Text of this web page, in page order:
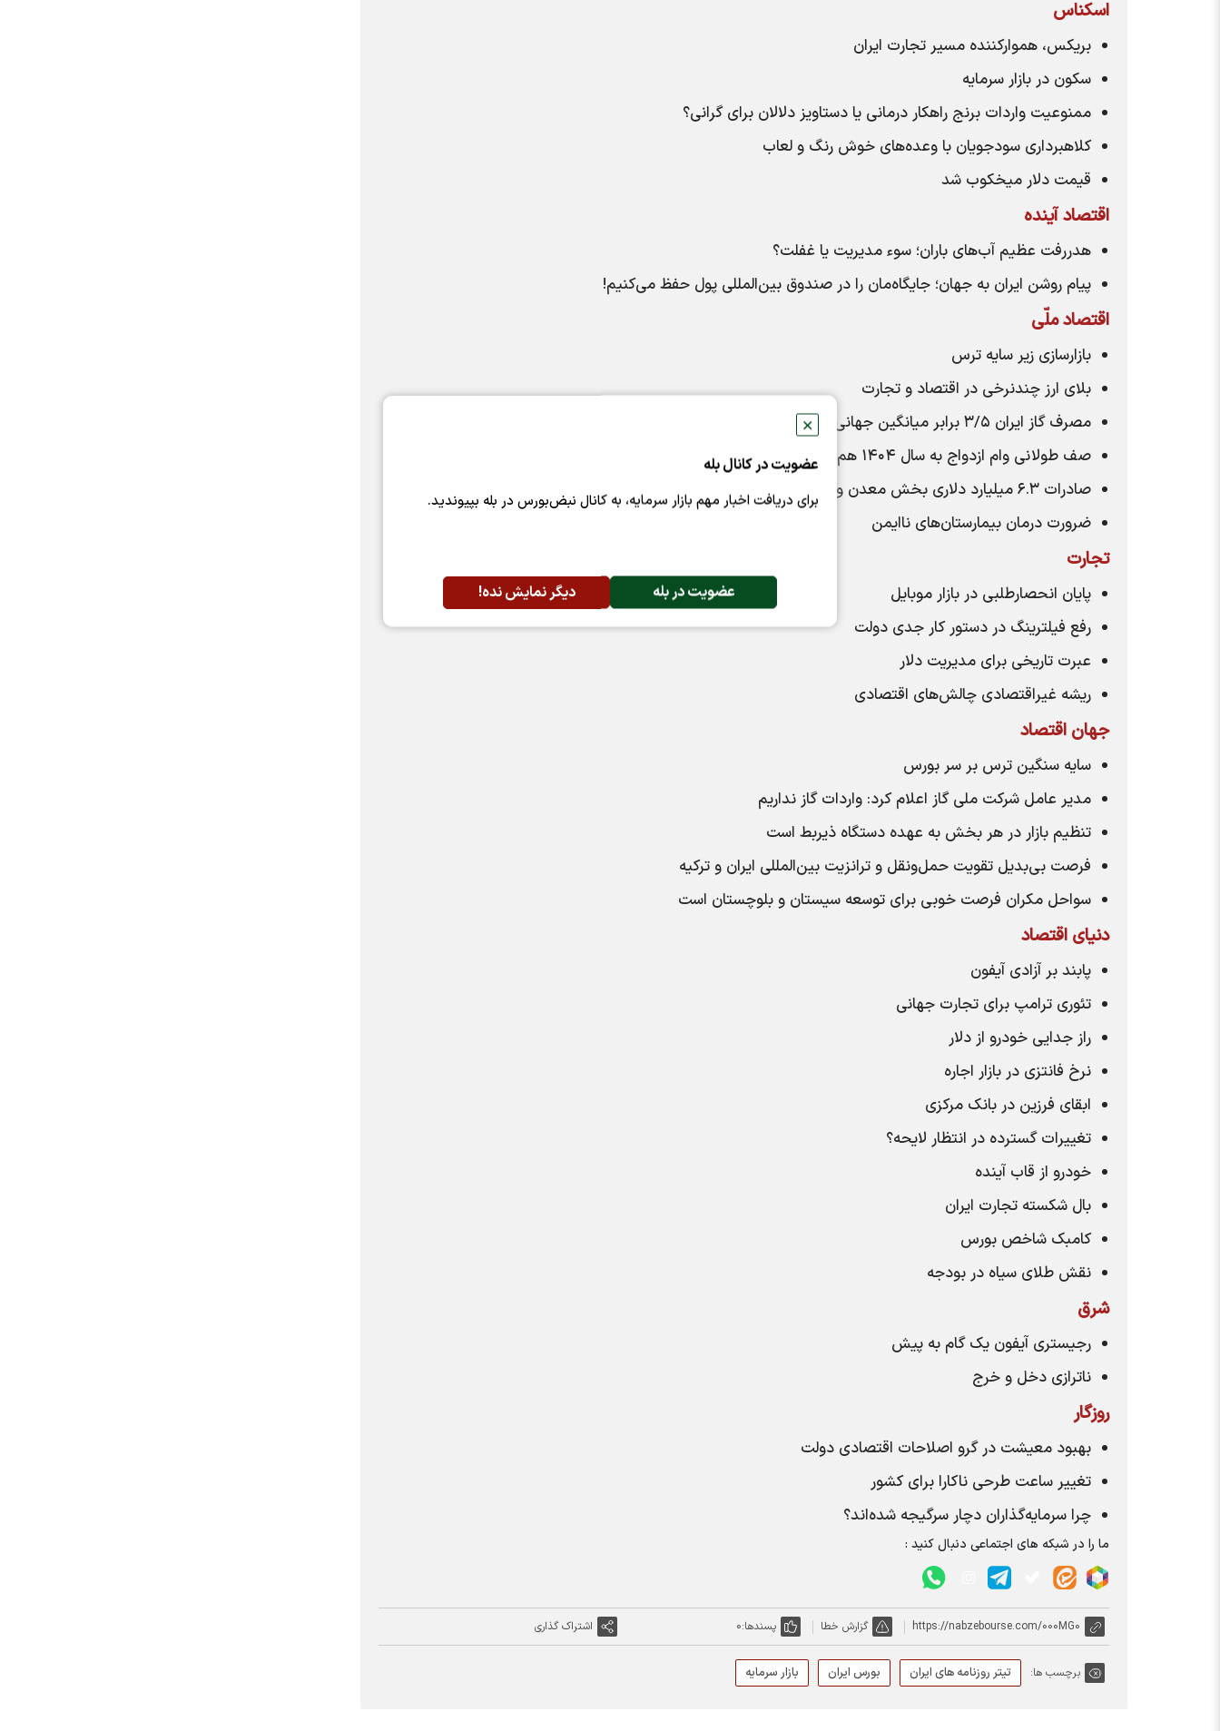
✕
عضویت در کانال بله
برای دریافت اخبار مهم بازار سرمایه، به کانال نبض‌بورس در بله بپیوندید.
عضویت در بله دیگر نمایش نده!
اسکناس
بریکس، هموارکننده مسیر تجارت ایران
سکون در بازار سرمایه
ممنوعیت واردات برنج راهکار درمانی یا دستاویز دلالان برای گرانی؟
کلاهبرداری سودجویان با وعده‌های خوش رنگ و لعاب
قیمت دلار میخکوب شد
اقتصاد آینده
هدررفت عظیم آب‌های باران؛ سوء مدیریت یا غفلت؟
پیام روشن ایران به جهان؛ جایگاه‌مان را در صندوق بین‌المللی پول حفظ می‌کنیم!
اقتصاد ملّی
بازارسازی زیر سایه ترس
بلای ارز چندنرخی در اقتصاد و تجارت
مصرف گاز ایران ۳/۵ برابر میانگین جهانی است
صف طولانی وام ازدواج به سال ۱۴۰۴ هم می‌رسد؟
صادرات ۶.۳ میلیارد دلاری بخش معدن و صنایع معدنی
ضرورت درمان بیمارستان‌های ناایمن
تجارت
پایان انحصارطلبی در بازار موبایل
رفع فیلترینگ در دستور کار جدی دولت
عبرت تاریخی برای مدیریت دلار
ریشه غیراقتصادی چالش‌های اقتصادی
جهان اقتصاد
سایه سنگین ترس بر سر بورس
مدیر عامل شرکت ملی گاز اعلام کرد: واردات گاز نداریم
تنظیم بازار در هر بخش به عهده دستگاه ذیربط است
فرصت بی‌بدیل تقویت حمل‌ونقل و ترانزیت بین‌المللی ایران و ترکیه
سواحل مکران فرصت خوبی برای توسعه سیستان و بلوچستان است
دنیای اقتصاد
پابند بر آزادی آیفون
تئوری ترامپ برای تجارت جهانی
راز جدایی خودرو از دلار
نرخ فانتزی در بازار اجاره
ابقای فرزین در بانک مرکزی
تغییرات گسترده در انتظار لایحه؟
خودرو از قاب آینده
بال شکسته تجارت ایران
کامبک شاخص بورس
نقش طلای سیاه در بودجه
شرق
رجیستری آیفون یک گام به پیش
ناترازی دخل و خرج
روزگار
بهبود معیشت در گرو اصلاحات اقتصادی دولت
تغییر ساعت طرحی ناکارا برای کشور
چرا سرمایه‌گذاران دچار سرگیجه شده‌اند؟
ما را در شبکه های اجتماعی دنبال کنید :
https://nabzebourse.com/000MG0 گزارش خطا پسندها:0 اشتراک گذاری
برچسب ها: تیتر روزنامه های ایران بورس ایران بازار سرمایه